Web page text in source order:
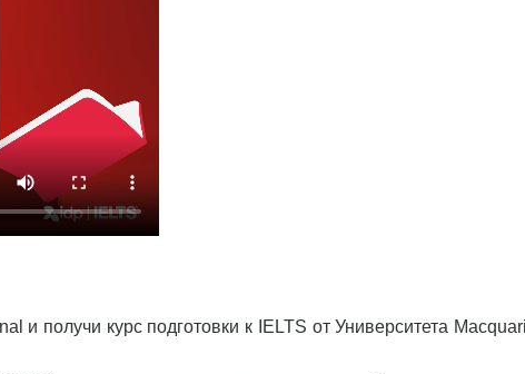
и получи курс подготовки к IELTS от Университета